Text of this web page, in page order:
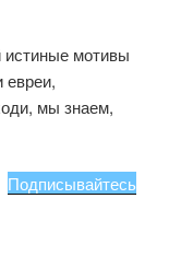
мотивы
мы знаем,
Подписывайтесь